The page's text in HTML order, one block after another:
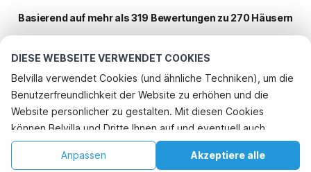
DIESE WEBSEITE VERWENDET COOKIES
Belvilla verwendet Cookies (und ähnliche Techniken), um die
Benutzerfreundlichkeit der Website zu erhöhen und die
Website persönlicher zu gestalten. Mit diesen Cookies
können Belvilla und Dritte Ihnen auf und eventuell auch
außerhalb unserer Website folgen, um Werbung Ihren
Interessen anzupassen und das Teilen von Informationen über
Akzeptiere alle
Anpassen
Basierend auf mehr als 319 Bewertungen zu 270 Häusern
Beliebteste Reiseziele für Urlaub
Top-Städte mit Top-Annehmlichkeiten für den Urlaub
Ferienwohnungen maranovici
Ferienwohnungen pobrezje
Ferienwohnungen cibaca
Beliebte Ausstattungen für Urlaub in Smolici
Kinderfreundliche Ferienunterkünfte
Beliebte Städte für den Urlaub in Zentralkroatien
Startseite Wunschliste Buchungen Konto